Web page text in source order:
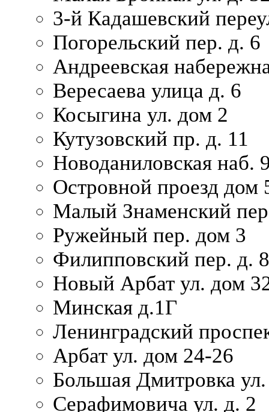
3-й Кадашевский
Погорельский пер. д. 6
Андреевская
Вересаева улица д. 6
Косыгина ул. дом 2
Кутузовский пр. д. 11
Новоданиловская наб.
Островной проезд дом
Малый Знаменский
Ружейный пер. дом 3
Филипповский пер. д. 8
Новый Арбат ул. дом
Минская д.1Г
Ленинградский
Арбат ул. дом 24-26
Большая Дмитровка
Серафимовича ул. д. 2